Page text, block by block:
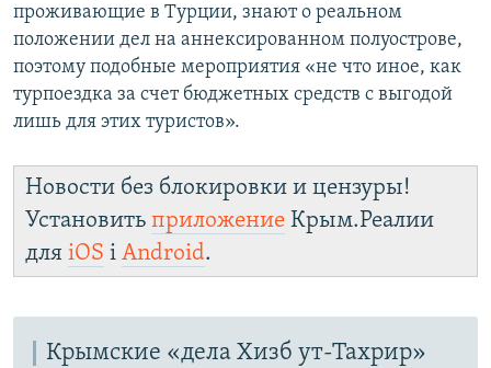
проживающие в Турции, знают о реальном
положении дел на аннексированном полуострове,
поэтому подобные мероприятия «не что иное, как
турпоездка за счет бюджетных средств с выгодой
лишь для этих туристов».
Новости без блокировки и цензуры!
Установить приложение Крым.Реалии
для iOS і Android.
Крымские «дела Хизб ут-Тахрир»